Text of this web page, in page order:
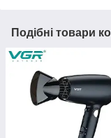
Подібні товари